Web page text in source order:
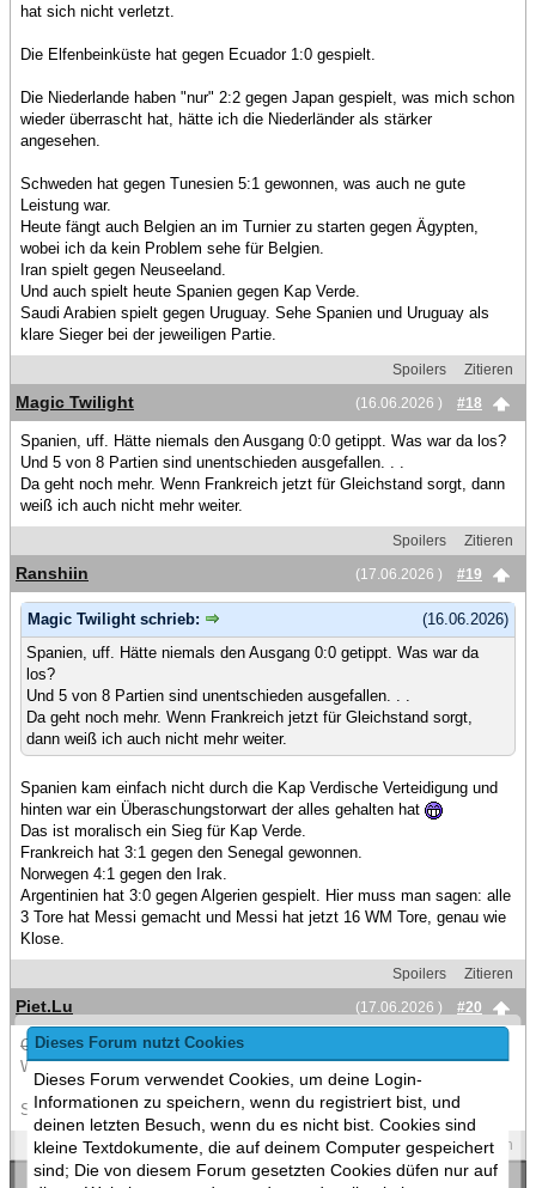
Dieses Forum nutzt Cookies
Dieses Forum verwendet Cookies, um deine Login-
Informationen zu speichern, wenn du registriert bist, und
deinen letzten Besuch, wenn du es nicht bist. Cookies sind
kleine Textdokumente, die auf deinem Computer gespeichert
sind; Die von diesem Forum gesetzten Cookies düfen nur auf
hat sich nicht verletzt.
Die Elfenbeinküste hat gegen Ecuador 1:0 gespielt.
Die Niederlande haben "nur" 2:2 gegen Japan gespielt, was mich schon
wieder überrascht hat, hätte ich die Niederländer als stärker
angesehen.
Schweden hat gegen Tunesien 5:1 gewonnen, was auch ne gute
Leistung war.
Heute fängt auch Belgien an im Turnier zu starten gegen Ägypten,
wobei ich da kein Problem sehe für Belgien.
Iran spielt gegen Neuseeland.
Und auch spielt heute Spanien gegen Kap Verde.
Saudi Arabien spielt gegen Uruguay. Sehe Spanien und Uruguay als
klare Sieger bei der jeweiligen Partie.
Spoilers
Zitieren
(16.06.2026 )
#18
Magic Twilight
Spanien, uff. Hätte niemals den Ausgang 0:0 getippt. Was war da los?
Und 5 von 8 Partien sind unentschieden ausgefallen. . .
Da geht noch mehr. Wenn Frankreich jetzt für Gleichstand sorgt, dann
weiß ich auch nicht mehr weiter.
Spoilers
Zitieren
(17.06.2026 )
#19
Ranshiin
(16.06.2026)
Magic Twilight schrieb:
Spanien, uff. Hätte niemals den Ausgang 0:0 getippt. Was war da
los?
Und 5 von 8 Partien sind unentschieden ausgefallen. . .
Da geht noch mehr. Wenn Frankreich jetzt für Gleichstand sorgt,
dann weiß ich auch nicht mehr weiter.
Spanien kam einfach nicht durch die Kap Verdische Verteidigung und
hinten war ein Überaschungstorwart der alles gehalten hat
Das ist moralisch ein Sieg für Kap Verde.
Frankreich hat 3:1 gegen den Senegal gewonnen.
Norwegen 4:1 gegen den Irak.
Argentinien hat 3:0 gegen Algerien gespielt. Hier muss man sagen: alle
3 Tore hat Messi gemacht und Messi hat jetzt 16 WM Tore, genau wie
Klose.
Spoilers
Zitieren
(17.06.2026 )
#20
Piet.Lu
Christiano RonaldoPortugal kommt gegen die DR Kongo, die ihr erstes
WM-Tor ever geschossen haben, nicht über ein Remis hinaus.
Samma, wird das eine WM der Unentschieden?
Spoilers Zitieren
«Ein Thema zurück|Ein Thema vor»